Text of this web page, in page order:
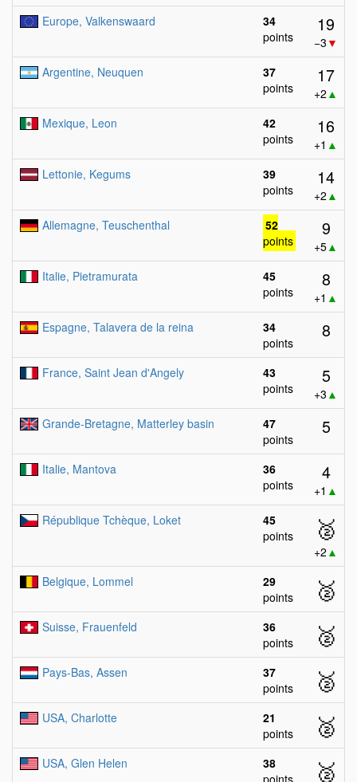
Europe, Valkenswaard
34
points
19
−3 ▼
Argentine, Neuquen
37
points
17
+2 ▲
Mexique, Leon
42
points
16
+1 ▲
Lettonie, Kegums
39
points
14
+2 ▲
Allemagne, Teuschenthal
52
points
9
+5▲
Italie, Pietramurata
45
points
8
+1 ▲
Espagne, Talavera de la reina
34
points
8
France, Saint Jean d'Angely
43
points
5
+3 ▲
Grande-Bretagne, Matterley basin
47
points
5
Italie, Mantova
36
points
4
+1 ▲
République Tchèque, Loket
45
points
🥈
+2 ▲
Belgique, Lommel
29
points
🥈
Suisse, Frauenfeld
36
points
🥈
Pays-Bas, Assen
37
points
🥈
USA, Charlotte
21
points
🥈
USA, Glen Helen
38
points
🥈